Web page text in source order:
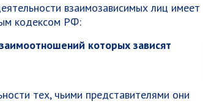
взаимозависимых лиц имеет
кодексом РФ:
которых зависят
тех, чьими представителями они